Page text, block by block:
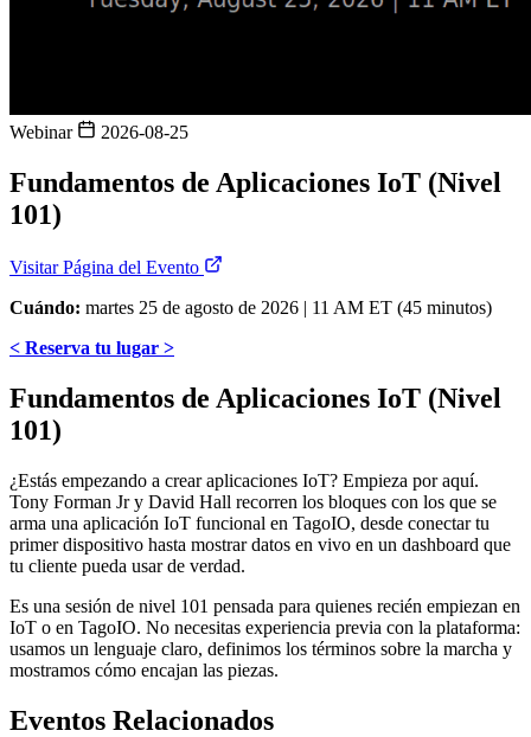
Webinar 2026-08-25
Fundamentos de Aplicaciones IoT (Nivel
101)
Visitar Página del Evento
Cuándo: martes 25 de agosto de 2026 | 11 AM ET (45 minutos)
< Reserva tu lugar >
Fundamentos de Aplicaciones IoT (Nivel
101)
¿Estás empezando a crear aplicaciones IoT? Empieza por aquí.
Tony Forman Jr y David Hall recorren los bloques con los que se
arma una aplicación IoT funcional en TagoIO, desde conectar tu
primer dispositivo hasta mostrar datos en vivo en un dashboard que
tu cliente pueda usar de verdad.
Es una sesión de nivel 101 pensada para quienes recién empiezan en
IoT o en TagoIO. No necesitas experiencia previa con la plataforma:
usamos un lenguaje claro, definimos los términos sobre la marcha y
mostramos cómo encajan las piezas.
Eventos Relacionados